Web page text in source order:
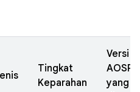
Tingkat
Keparahan
Versi
AOSP
yang